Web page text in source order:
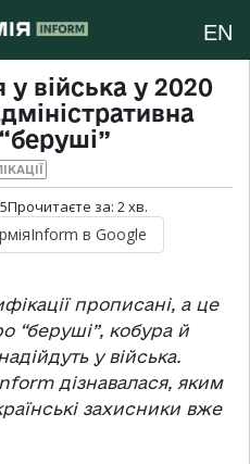
EN
у війська у 2020
Прочитаєте за: 2хв.
в Google
прописані, а це
“беруші”, кобура й
у війська.
дізнавалася, яким
захисники вже